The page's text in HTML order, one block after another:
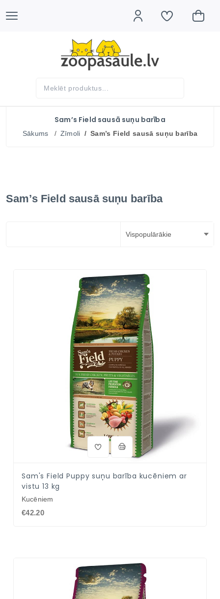
Sam’s Field sausā suņu barība
Sākums Zīmoli Sam’s Field sausā suņu barība
Sam’s Field sausā suņu barība
Sam's Field Puppy suņu barība kucēniem ar
vistu 13 kg
Kucēniem
€42.20